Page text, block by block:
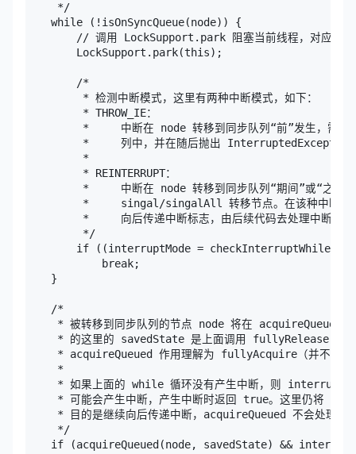
     */
    while (!isOnSyncQueue(node)) {
// 调用 LockSupport.park 阻塞当前线程，对应步
        LockSupport.park(this);
        /*
         * 检测中断模式，这里有两种中断模式，如下：
         * THROW_IE：
*     中断在 node 转移到同步队列“前”发生，需要
*     列中，并在随后抛出 InterruptedException
         *
         * REINTERRUPT：
*     中断在 node 转移到同步队列“期间”或“之后”
*     singal/singalAll 转移节点。在该种中断模
         *     向后传递中断标志，由后续代码去处理中断。
         */
if ((interruptMode =
            break;
    }
    /*
* 被转移到同步队列的节点 node 将在 acquireQueued
* 的这里的 savedState 是上面调用 fullyRelease 所
* acquireQueued 作用理解为 fullyAcquire（并不存在
     *
* 如果上面的 while 循环没有产生中断，则
* 可能会产生中断，产生中断时返回 true。这里仍将
* 目的是继续向后传递中断，acquireQueued 不会处理中
     */
if (acquireQueued(node, savedState) &&